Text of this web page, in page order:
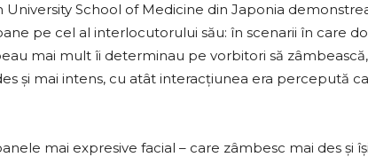
University School of Medicine din Japonia
pe cel al interlocutorului său: în scenarii în care
mai mult îi determinau pe vorbitori să
și mai intens, cu atât interacțiunea era percepută
mai expresive facial – care zâmbesc mai des și